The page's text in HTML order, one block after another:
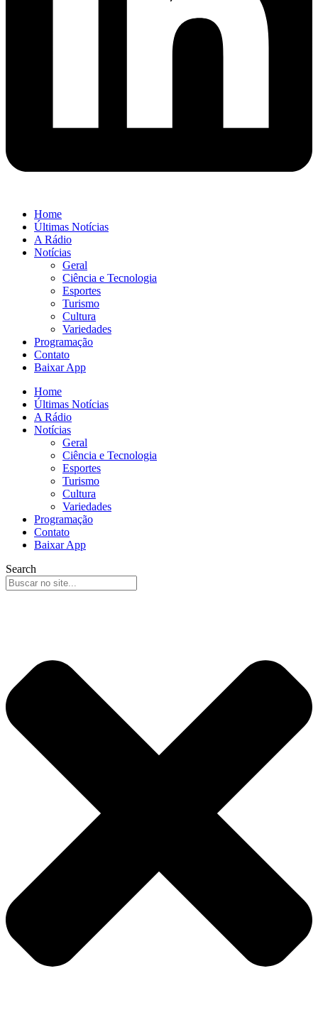
Home
Últimas Notícias
A Rádio
Notícias
Geral
Ciência e Tecnologia
Esportes
Turismo
Cultura
Variedades
Programação
Contato
Baixar App
Home
Últimas Notícias
A Rádio
Notícias
Geral
Ciência e Tecnologia
Esportes
Turismo
Cultura
Variedades
Programação
Contato
Baixar App
Search